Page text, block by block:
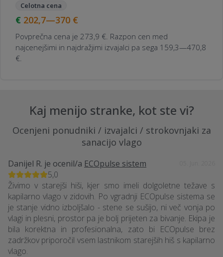
Celotna cena
202,7—370 €
Povprečna cena je 273,9 €. Razpon cen med
najcenejšimi in najdražjimi izvajalci pa sega 159,3—470,8
€.
Kaj menijo stranke, kot ste vi?
Ocenjeni ponudniki / izvajalci / strokovnjaki za
sanacijo vlago
Danijel R. je ocenil/a ECOpulse sistem
5,0
Živimo v starejši hiši, kjer smo imeli dolgoletne težave s
kapilarno vlago v zidovih. Po vgradnji ECOpulse sistema se
je stanje vidno izboljšalo - stene se sušijo, ni več vonja po
vlagi in plesni, prostor pa je bolj prijeten za bivanje. Ekipa je
bila korektna in profesionalna, zato bi ECOpulse brez
zadržkov priporočil vsem lastnikom starejših hiš s kapilarno
vlago.